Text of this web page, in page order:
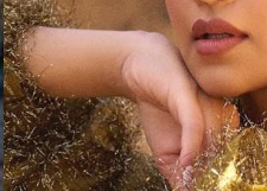
के